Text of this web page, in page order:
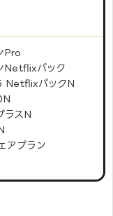
Pro
Netflixパック
NetflixパックN
ラスN
アプラン